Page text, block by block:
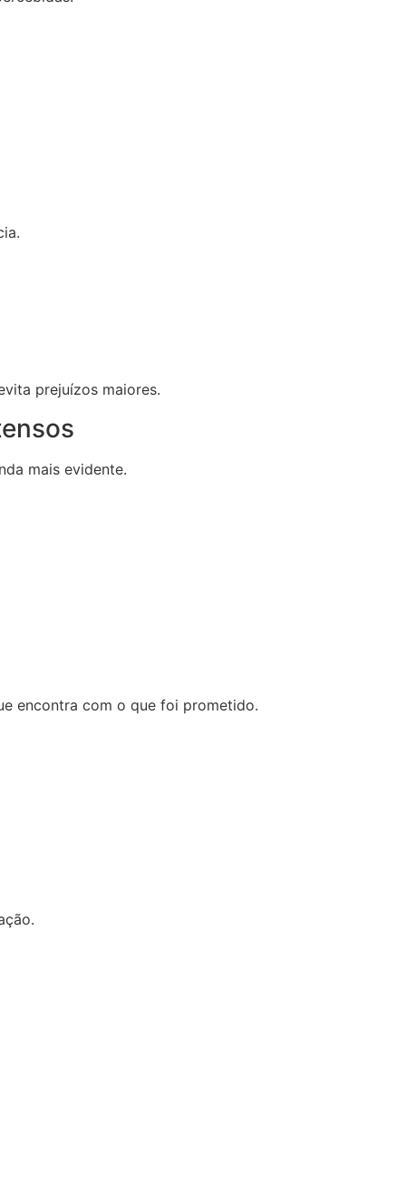
prejuízos maiores.
mais evidente.
encontra com o que foi prometido.